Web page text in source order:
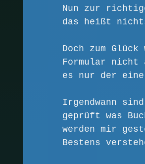
Nun zur
das heißt
Doch zum
Formular nicht
es nur der
Irgendwann
geprüft was
werden mir
Bestens